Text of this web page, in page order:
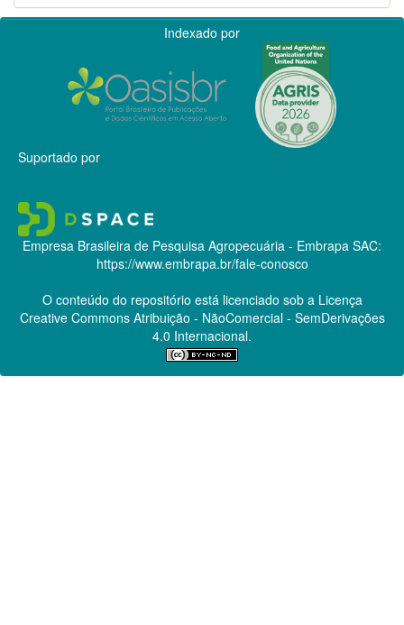
Indexado por
Suportado por
Empresa Brasileira de Pesquisa Agropecuária - Embrapa SAC:
https://www.embrapa.br/fale-conosco
O conteúdo do repositório está licenciado sob a Licença
Creative CommonsAtribuição - NãoComercial - SemDerivações
4.0 Internacional.